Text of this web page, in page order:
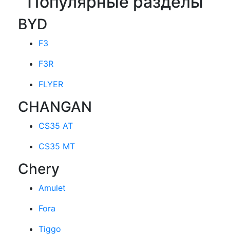
BYD
F3
F3R
FLYER
CHANGAN
CS35 AT
CS35 MT
Chery
Amulet
Fora
Tiggo